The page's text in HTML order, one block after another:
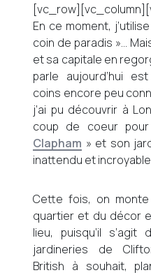
En ce moment,
coin de paradis »…
et sa capitale en
parle aujourd’hui
coins encore peu
j’ai pu découvrir à
coup de coeur
Clapham » et son
inattendu et
Cette fois, on monte
quartier et du décor
lieu, puisqu’il
jardineries de
British à souhait,